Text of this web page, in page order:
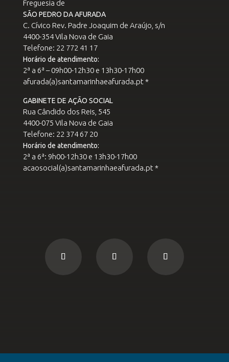
Freguesia de
SÃO PEDRO DA AFURADA
C. Cívico Rev. Padre Joaquim de Araújo, s/n
4400-354 Vila Nova de Gaia
Telefone: 22 772 41 17
Horário de atendimento:
2ª a 6ª – 09h00-12h30 e 13h30-17h00
afurada(a)santamarinhaeafurada.pt *
GABINETE DE AÇÃO SOCIAL
Rua Cândido dos Reis, 545
4400-075 Vila Nova de Gaia
Telefone: 22 374 67 20
Horário de atendimento:
2ª a 6ª: 9h00-12h30 e 13h30-17h00
acaosocial(a)santamarinhaeafurada.pt *